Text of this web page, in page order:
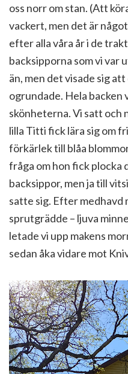
oss norr om stan. (Att
vackert, men det är
efter alla våra år i de
backsipporna som vi var
än, men det visade sig
ogrundade. Hela backen
skönheterna. Vi satt och
lilla Titti fick lära sig om
förkärlek till blåa
fråga om hon fick plocka
backsippor, men ja till
satte sig. Efter medhavd
sprutgrädde – ljuva
letade vi upp makens
sedan åka vidare mot